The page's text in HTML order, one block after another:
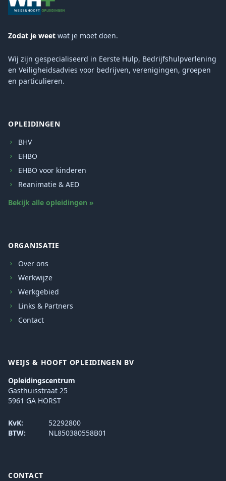
Zodat je weet wat je moet doen.
Wij zijn gespecialiseerd in Eerste Hulp, Bedrijfshulpverlening
en Veiligheidsadvies voor bedrijven, verenigingen, groepen
en particulieren.
OPLEIDINGEN
BHV
EHBO
EHBO voor kinderen
Reanimatie & AED
Bekijk alle opleidingen »
ORGANISATIE
Over ons
Werkwijze
Werkgebied
Links & Partners
Contact
WEIJS & HOOFT OPLEIDINGEN BV
Opleidingscentrum
Gasthuisstraat 25
5961 GA HORST
KvK:
52292800
BTW:
NL850380558B01
CONTACT